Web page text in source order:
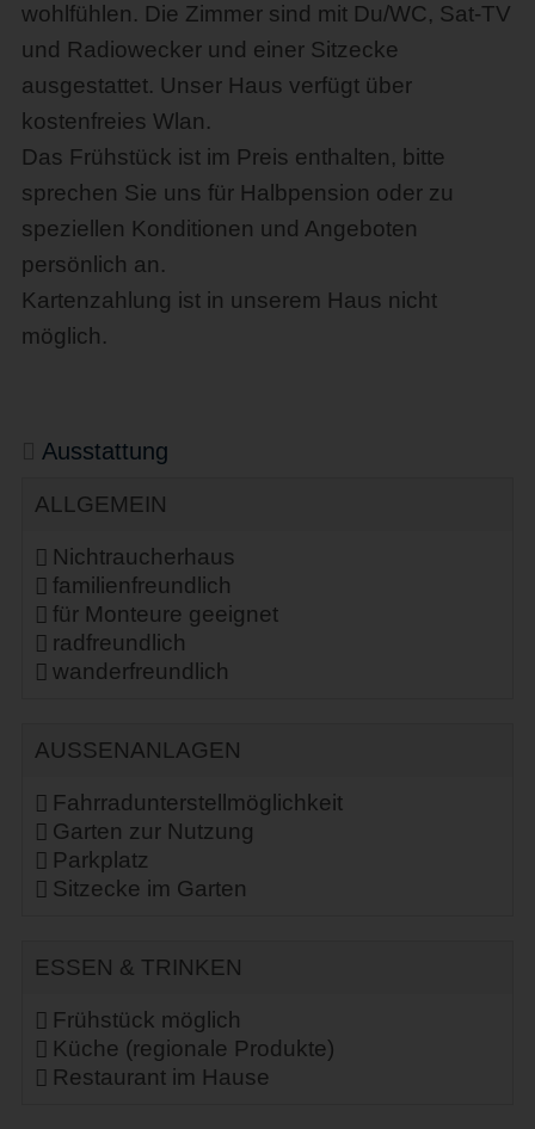
wohlfühlen. Die Zimmer sind mit Du/WC, Sat-TV
und Radiowecker und einer Sitzecke
ausgestattet. Unser Haus verfügt über
kostenfreies Wlan.
Das Frühstück ist im Preis enthalten, bitte
sprechen Sie uns für Halbpension oder zu
speziellen Konditionen und Angeboten
persönlich an.
Kartenzahlung ist in unserem Haus nicht
möglich.
Ausstattung
ALLGEMEIN
Nichtraucherhaus
familienfreundlich
für Monteure geeignet
radfreundlich
wanderfreundlich
AUSSENANLAGEN
Fahrradunterstellmöglichkeit
Garten zur Nutzung
Parkplatz
Sitzecke im Garten
ESSEN & TRINKEN
Frühstück möglich
Küche (regionale Produkte)
Restaurant im Hause